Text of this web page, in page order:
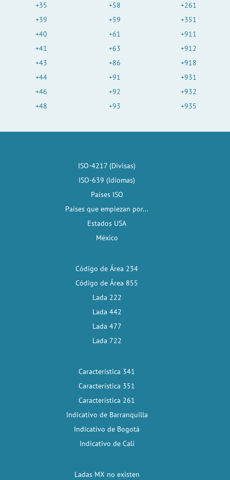
+35
+39
+40
+41
+43
+44
+46
+48
+58
+59
+61
+63
+86
+91
+92
+93
+261
+351
+911
+912
+918
+931
+932
+935
ISO-4217 (Divisas)
ISO-639 (Idiomas)
Países ISO
Países que empiezan por...
Estados USA
México
Código de Área 234
Código de Área 855
Lada 222
Lada 442
Lada 477
Lada 722
Característica 341
Característica 351
Característica 261
Indicativo de Barranquilla
Indicativo de Bogotá
Indicativo de Cali
Ladas MX no existen